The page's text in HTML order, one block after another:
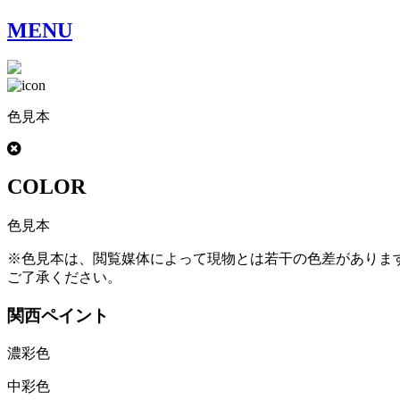
MENU
色見本
COLOR
色見本
※色見本は、閲覧媒体によって現物とは若干の色差がありま
ご了承ください。
関西ペイント
濃彩色
中彩色